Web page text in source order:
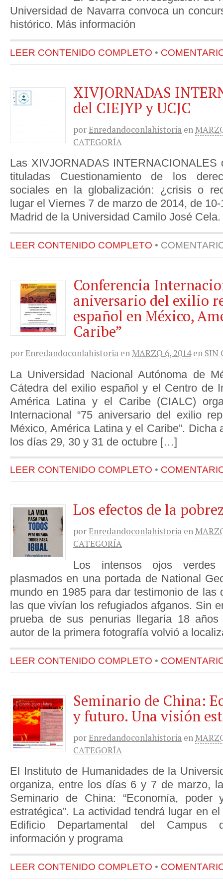
Universidad de Navarra convoca un
histórico. Más información
LEER CONTENIDO COMPLETO •
XIVJORNADAS
del CIEJYP y UCJC
porEnredandoconlahistoria en
CATEGORÍA
Las XIVJORNADAS
tituladas Cuestionamiento de los
sociales en la globalización: ¿crisis o
lugar el Viernes 7 de marzo de 2014, de
Madrid de la Universidad Camilo José
LEER CONTENIDO COMPLETO •
Conferencia
aniversario del exilio
español en México,
Caribe”
porEnredandoconlahistoria enMARZO 6, 2014 en SIN
La Universidad Nacional Autónoma de
Cátedra del exilio español y el Centro de
América Latina y el Caribe (CIALC)
Internacional “75 aniversario del exilio
México, América Latina y el Caribe”. Dicha
los días 29, 30 y 31 de octubre […]
LEER CONTENIDO COMPLETO •
Los efectos de la
porEnredandoconlahistoria en
CATEGORÍA
Los intensos ojos
plasmados en una portada de National
mundo en 1985 para dar testimonio de las
las que vivían los refugiados afganos. Sin
prueba de sus penurias llegaría 18
autor de la primera fotografía volvió a
LEER CONTENIDO COMPLETO •
Seminario de China:
y futuro. Una visión
porEnredandoconlahistoria en
CATEGORÍA
El Instituto de Humanidades de la
organiza, entre los días 6 y 7 de marzo,
Seminario de China: “Economía, poder
estratégica”. La actividad tendrá lugar en
Edificio Departamental del Campus
información y programa
LEER CONTENIDO COMPLETO •